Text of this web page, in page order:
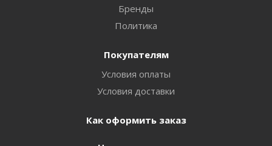
Бренды
Политика
Покупателям
Условия оплаты
Условия доставки
Как оформить заказ